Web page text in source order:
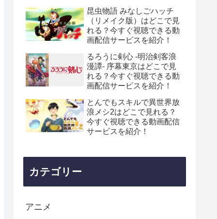
昆虫物語 みなしごハッチ
（リメイク版）はどこで見
れる？今すぐ視聴できる動
画配信サービスを紹介！
るろうに剣心 -明治剣客浪
漫譚- 序幕東京はどこで見
れる？今すぐ視聴できる動
画配信サービスを紹介！
とんでもスキルで異世界放
浪メシ2はどこで見れる？
今すぐ視聴できる動画配信
サービスを紹介！
カテゴリー
アニメ